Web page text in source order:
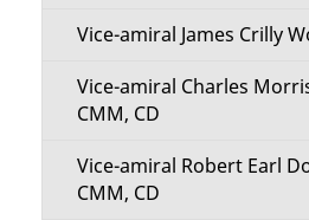
Vice-amiral James Crilly
Vice-amiral Charles
CMM, CD
Vice-amiral Robert Earl
CMM, CD